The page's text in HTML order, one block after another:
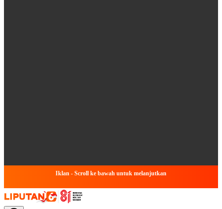
Iklan - Scroll ke bawah untuk melanjutkan